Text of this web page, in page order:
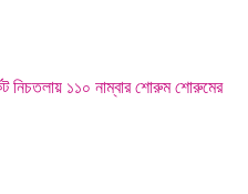
নিচতলায় ১১০ নাম্বার শোরুম শোরুমের